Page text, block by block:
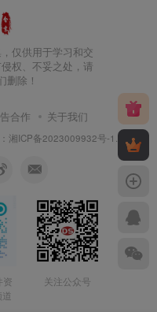
仅供用于学习和交
权、不妥之处，请
删除！
合作 关于我们
湘ICP备2023009932号-1
资
关注公众号